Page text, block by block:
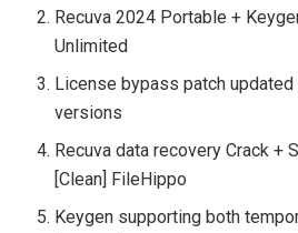
Recuva 2024 Portable +
Unlimited
License bypass patch
versions
Recuva data recovery Crack +
[Clean] FileHippo
Keygen supporting both